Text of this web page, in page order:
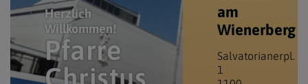
Herzlich
Willkommen!
Pfarre
Christus
am
Wienerberg
Salvatorianerpl.
1